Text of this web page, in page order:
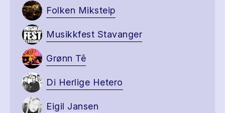
Folken Miksteip
Musikkfest Stavanger
Grønn Tê
Di Herlige Hetero
Eigil Jansen